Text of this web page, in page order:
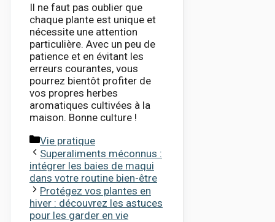
Il ne faut pas oublier que
chaque plante est unique et
nécessite une attention
particulière. Avec un peu de
patience et en évitant les
erreurs courantes, vous
pourrez bientôt profiter de
vos propres herbes
aromatiques cultivées à la
maison. Bonne culture !
Catégories
Vie pratique
Superaliments méconnus :
intégrer les baies de maqui
dans votre routine bien-être
Protégez vos plantes en
hiver : découvrez les astuces
pour les garder en vie